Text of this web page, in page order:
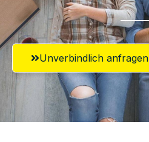
Unverbindlich anfragen